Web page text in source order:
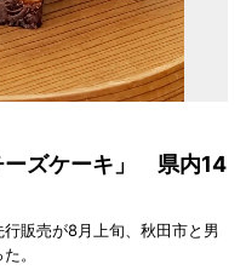
ーズケーキ」 県内14
行販売が8月上旬、秋田市と男
。